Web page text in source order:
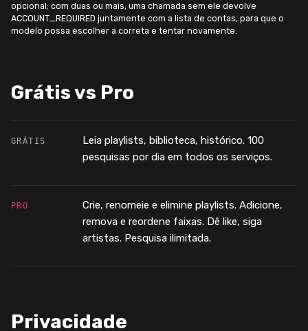
opcional; com duas ou mais, uma chamada sem ele devolve
ACCOUNT_REQUIRED juntamente com a lista de contas, para que o
modelo possa escolher a correta e tentar novamente.
Grátis vs Pro
GRÁTIS
Leia playlists, biblioteca, histórico. 100
pesquisas por dia em todos os serviços.
PRO
Crie, renomeie e elimine playlists. Adicione,
remova e reordene faixas. Dê like, siga
artistas. Pesquisa ilimitada.
Privacidade